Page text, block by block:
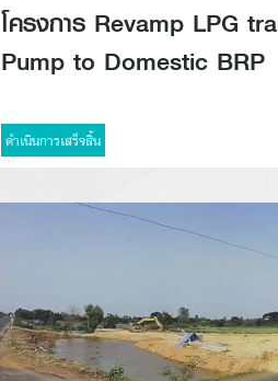
โครงการ Revamp LPG
Pump to Domestic BRP
ดำเนินการเสร็จสิ้น